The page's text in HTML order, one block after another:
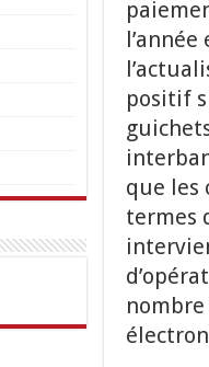
positif
que les
termes
nombre